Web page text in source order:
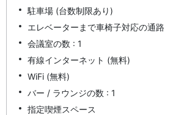
駐車場 (台数制限あり)
エレベーターまで車椅子対応の通路
会議室の数 : 1
有線インターネット (無料)
WiFi (無料)
バー / ラウンジの数 : 1
指定喫煙スペース